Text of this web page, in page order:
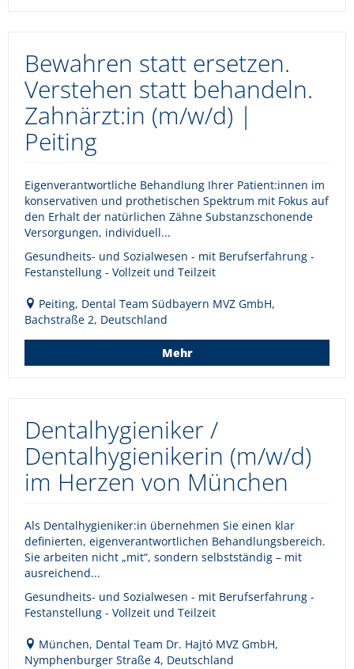
Bewahren statt ersetzen.
Verstehen statt behandeln.
Zahnärzt:in (m/w/d) |
Peiting
Eigenverantwortliche Behandlung Ihrer Patient:innen im
konservativen und prothetischen Spektrum mit Fokus auf
den Erhalt der natürlichen Zähne Substanzschonende
Versorgungen, individuell...
Gesundheits- und Sozialwesen - mit Berufserfahrung -
Festanstellung - Vollzeit und Teilzeit
Peiting, Dental Team Südbayern MVZ GmbH,
Bachstraße 2, Deutschland
Mehr
Dentalhygieniker /
Dentalhygienikerin (m/w/d)
im Herzen von München
Als Dentalhygieniker:in übernehmen Sie einen klar
definierten, eigenverantwortlichen Behandlungsbereich.
Sie arbeiten nicht „mit“, sondern selbstständig – mit
ausreichend...
Gesundheits- und Sozialwesen - mit Berufserfahrung -
Festanstellung - Vollzeit und Teilzeit
München, Dental Team Dr. Hajtó MVZ GmbH,
Nymphenburger Straße 4, Deutschland